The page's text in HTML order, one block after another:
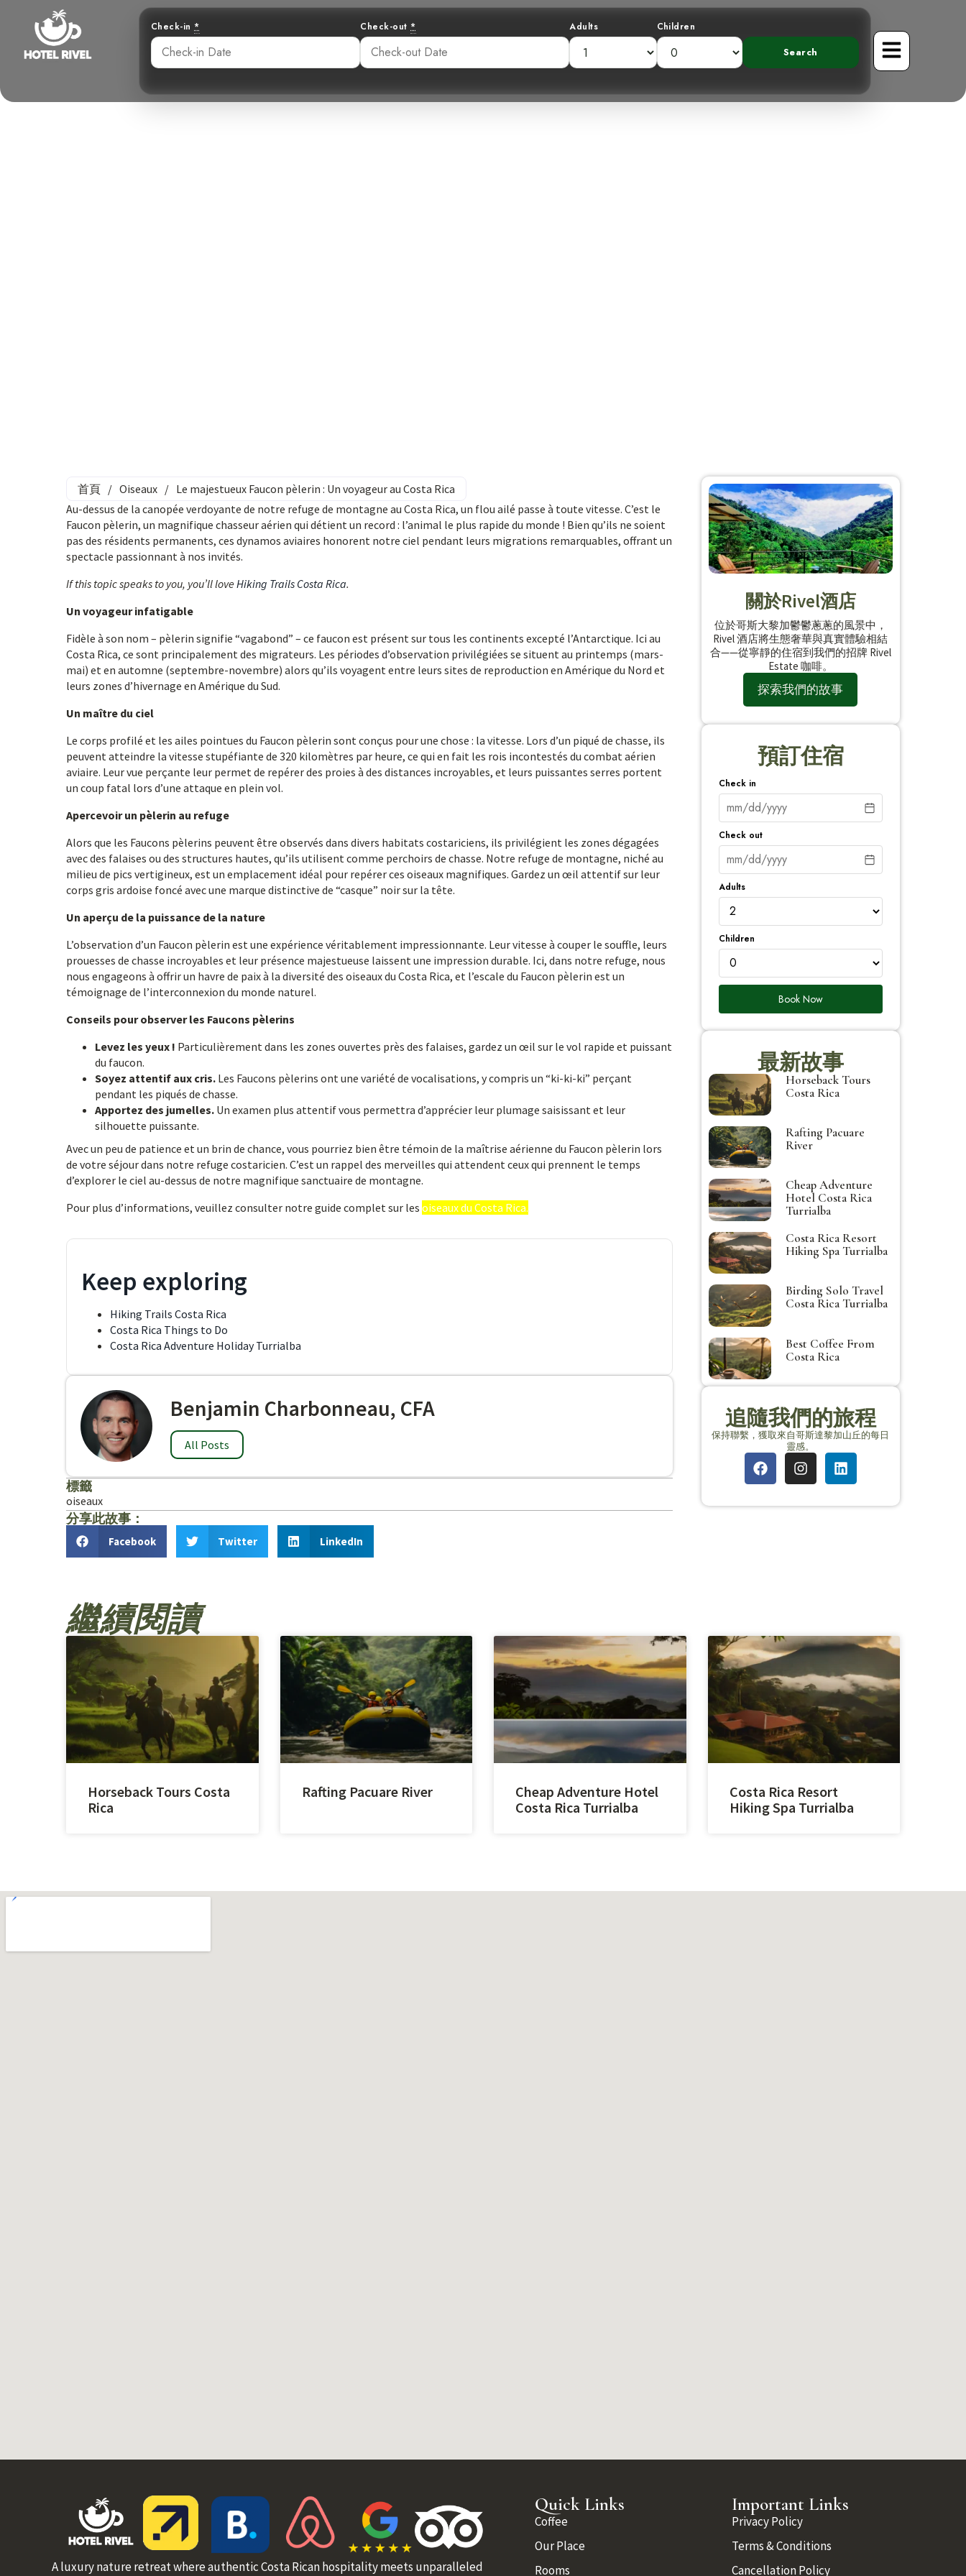
Check-in * Check-out * Adults Children
首頁 / Oiseaux / Le majestueux Faucon pèlerin : Un voyageur au Costa Rica
Au-dessus de la canopée verdoyante de notre refuge de montagne au Costa Rica, un flou ailé passe à toute vitesse. C’est le
Faucon pèlerin, un magnifique chasseur aérien qui détient un record : l’animal le plus rapide du monde ! Bien qu’ils ne soient
pas des résidents permanents, ces dynamos aviaires honorent notre ciel pendant leurs migrations remarquables, offrant un
spectacle passionnant à nos invités.
If this topic speaks to you, you’ll love Hiking Trails Costa Rica.
Un voyageur infatigable
Fidèle à son nom – pèlerin signifie “vagabond” – ce faucon est présent sur tous les continents excepté l’Antarctique. Ici au
Costa Rica, ce sont principalement des migrateurs. Les périodes d’observation privilégiées se situent au printemps (mars-
mai) et en automne (septembre-novembre) alors qu’ils voyagent entre leurs sites de reproduction en Amérique du Nord et
leurs zones d’hivernage en Amérique du Sud.
Un maître du ciel
Le corps profilé et les ailes pointues du Faucon pèlerin sont conçus pour une chose : la vitesse. Lors d’un piqué de chasse, ils
peuvent atteindre la vitesse stupéfiante de 320 kilomètres par heure, ce qui en fait les rois incontestés du combat aérien
aviaire. Leur vue perçante leur permet de repérer des proies à des distances incroyables, et leurs puissantes serres portent
un coup fatal lors d’une attaque en plein vol.
Apercevoir un pèlerin au refuge
Alors que les Faucons pèlerins peuvent être observés dans divers habitats costariciens, ils privilégient les zones dégagées
avec des falaises ou des structures hautes, qu’ils utilisent comme perchoirs de chasse. Notre refuge de montagne, niché au
milieu de pics vertigineux, est un emplacement idéal pour repérer ces oiseaux magnifiques. Gardez un œil attentif sur leur
corps gris ardoise foncé avec une marque distinctive de “casque” noir sur la tête.
Un aperçu de la puissance de la nature
L’observation d’un Faucon pèlerin est une expérience véritablement impressionnante. Leur vitesse à couper le souffle, leurs
prouesses de chasse incroyables et leur présence majestueuse laissent une impression durable. Ici, dans notre refuge, nous
nous engageons à offrir un havre de paix à la diversité des oiseaux du Costa Rica, et l’escale du Faucon pèlerin est un
témoignage de l’interconnexion du monde naturel.
Conseils pour observer les Faucons pèlerins
Levez les yeux ! Particulièrement dans les zones ouvertes près des falaises, gardez un œil sur le vol rapide et puissant
du faucon.
Soyez attentif aux cris. Les Faucons pèlerins ont une variété de vocalisations, y compris un “ki-ki-ki” perçant
pendant les piqués de chasse.
Apportez des jumelles. Un examen plus attentif vous permettra d’apprécier leur plumage saisissant et leur
silhouette puissante.
Avec un peu de patience et un brin de chance, vous pourriez bien être témoin de la maîtrise aérienne du Faucon pèlerin lors
de votre séjour dans notre refuge costaricien. C’est un rappel des merveilles qui attendent ceux qui prennent le temps
d’explorer le ciel au-dessus de notre magnifique sanctuaire de montagne.
Pour plus d’informations, veuillez consulter notre guide complet sur les oiseaux du Costa Rica.
Keep exploring
Hiking Trails Costa Rica
Costa Rica Things to Do
Costa Rica Adventure Holiday Turrialba
Benjamin Charbonneau, CFA
All Posts
標籤
oiseaux
分享此故事：
Facebook Twitter LinkedIn
關於Rivel酒店
位於哥斯大黎加鬱鬱蔥蔥的風景中，
Rivel 酒店將生態奢華與真實體驗相結
合——從寧靜的住宿到我們的招牌 Rivel
Estate 咖啡。
探索我們的故事
預訂住宿
Check in
Check out
Adults
Children
Book Now
最新故事
Horseback Tours
Costa Rica
Rafting Pacuare
River
Cheap Adventure
Hotel Costa Rica
Turrialba
Costa Rica Resort
Hiking Spa Turrialba
Birding Solo Travel
Costa Rica Turrialba
Best Coffee From
Costa Rica
追隨我們的旅程
保持聯繫，獲取來自哥斯達黎加山丘的每日
靈感。
繼續閱讀
Horseback Tours Costa
Rica
Rafting Pacuare River
Cheap Adventure Hotel
Costa Rica Turrialba
Costa Rica Resort
Hiking Spa Turrialba
A luxury nature retreat where authentic Costa Rican hospitality meets unparalleled
Quick Links
Coffee
Our Place
Rooms
Important Links
Privacy Policy
Terms & Conditions
Cancellation Policy